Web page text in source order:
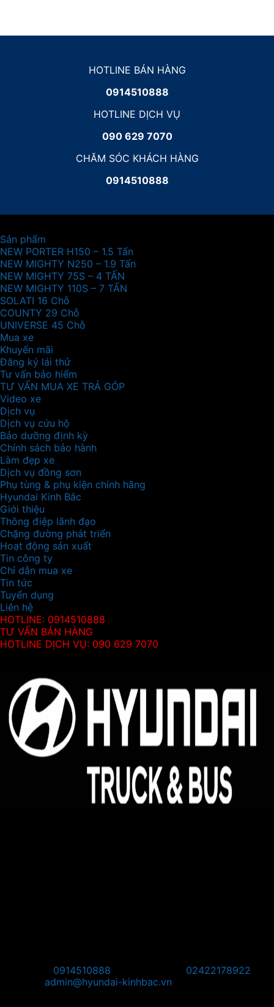
HOTLINE BÁN HÀNG
0914510888
HOTLINE DỊCH VỤ
090 629 7070
CHĂM SÓC KHÁCH HÀNG
0914510888
Sản phẩm
NEW PORTER H150 – 1.5 Tấn
NEW MIGHTY N250 – 1.9 Tấn
NEW MIGHTY 75S – 4 TẤN
NEW MIGHTY 110S – 7 TẤN
SOLATI 16 Chỗ
COUNTY 29 Chỗ
UNIVERSE 45 Chỗ
Mua xe
Khuyến mãi
Đăng ký lái thử
Tư vấn bảo hiểm
TƯ VẤN MUA XE TRẢ GÓP
Video xe
Dịch vụ
Dịch vụ cứu hộ
Bảo dưỡng định kỳ
Chính sách bảo hành
Làm đẹp xe
Dịch vụ đồng sơn
Phụ tùng & phụ kiện chính hãng
Hyundai Kinh Bắc
Giới thiệu
Thông điệp lãnh đạo
Chặng đường phát triển
Hoạt động sản xuất
Tin công ty
Chỉ dẫn mua xe
Tin tức
Tuyển dụng
Liên hệ
HOTLINE: 0914510888
TƯ VẤN BÁN HÀNG
HOTLINE DỊCH VỤ: 090 629 7070
0914510888
02422178922
admin@hyundai-kinhbac.vn